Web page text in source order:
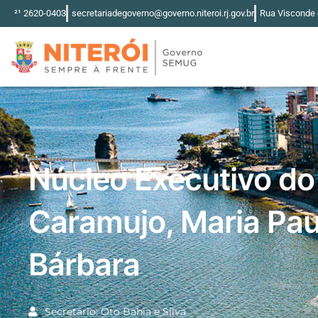
para
conteúdo
²¹ 2620-0403 secretariadegoverno@governo.niteroi.rj.gov.br Rua Visconde
Núcleo Executivo
Caramujo, Maria
Bárbara
Secretário: Oto Bahia e Silva